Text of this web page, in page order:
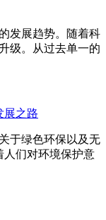
发展趋势。随着科
级。从过去单一的
展之路
于绿色环保以及无
人们对环境保护意